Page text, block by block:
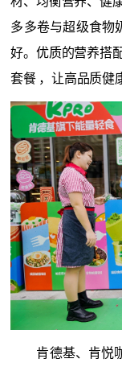
多多卷与超级食物
好。优质的营养搭
套餐 ，让高品质健
肯德基、肯悦